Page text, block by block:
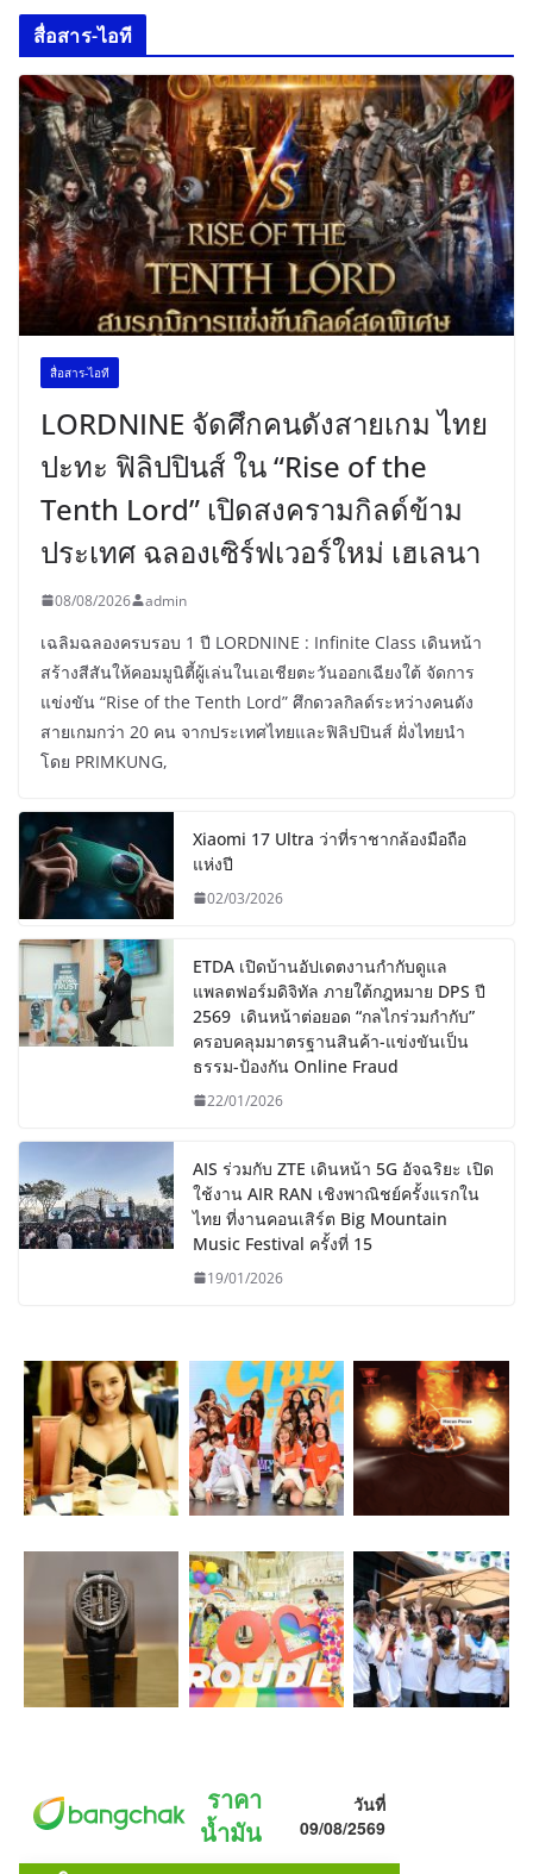
สื่อสาร-ไอที
สื่อสาร-ไอที
LORDNINE จัดศึกคนดังสายเกม ไทย
ปะทะ ฟิลิปปินส์ ใน “Rise of the
Tenth Lord” เปิดสงครามกิลด์ข้าม
ประเทศ ฉลองเซิร์ฟเวอร์ใหม่ เฮเลนา
08/08/2026 admin
เฉลิมฉลองครบรอบ 1 ปี LORDNINE : Infinite Class เดินหน้า
สร้างสีสันให้คอมมูนิตี้ผู้เล่นในเอเชียตะวันออกเฉียงใต้ จัดการ
แข่งขัน “Rise of the Tenth Lord” ศึกดวลกิลด์ระหว่างคนดัง
สายเกมกว่า 20 คน จากประเทศไทยและฟิลิปปินส์ ฝั่งไทยนำ
โดย PRIMKUNG,
Xiaomi 17 Ultra ว่าที่ราชากล้องมือถือ
แห่งปี
02/03/2026
ETDA เปิดบ้านอัปเดตงานกำกับดูแล
แพลตฟอร์มดิจิทัล ภายใต้กฎหมาย DPS ปี
2569 เดินหน้าต่อยอด “กลไกร่วมกำกับ”
ครอบคลุมมาตรฐานสินค้า-แข่งขันเป็น
ธรรม-ป้องกัน Online Fraud
22/01/2026
AIS ร่วมกับ ZTE เดินหน้า 5G อัจฉริยะ เปิด
ใช้งาน AIR RAN เชิงพาณิชย์ครั้งแรกใน
ไทย ที่งานคอนเสิร์ต Big Mountain
Music Festival ครั้งที่ 15
19/01/2026